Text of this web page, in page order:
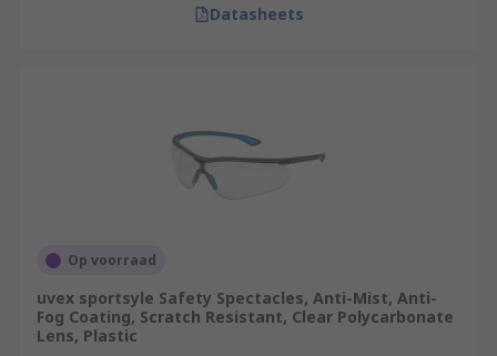
Datasheets
Op voorraad
uvex sportsyle Safety Spectacles, Anti-Mist, Anti-
Fog Coating, Scratch Resistant, Clear Polycarbonate
Lens, Plastic